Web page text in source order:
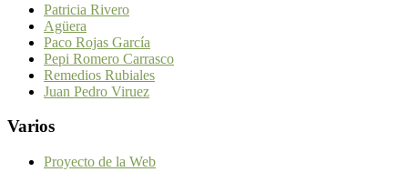
Patricia Rivero
Agüera
Paco Rojas García
Pepi Romero Carrasco
Remedios Rubiales
Juan Pedro Viruez
Varios
Proyecto de la Web